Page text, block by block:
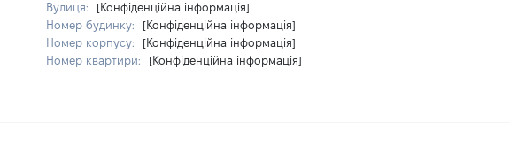
Вулиця:
[Конфіденційна інформація]
Номер будинку:
[Конфіденційна інформація]
Номер корпусу:
[Конфіденційна інформація]
Номер квартири:
[Конфіденційна інформація]